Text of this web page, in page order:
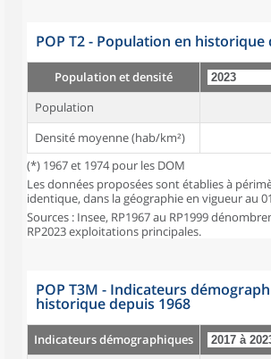
POP T2 - Population en historique
Population et densité
Population
Densité moyenne (hab/km²)
(*) 1967 et 1974 pour les DOM
Les données proposées sont établies à
identique, dans la géographie en vigueur au
Sources : Insee, RP1967 au RP1999
RP2023 exploitations principales.
POP T3M - Indicateurs
historique depuis 1968
Indicateurs démographiques